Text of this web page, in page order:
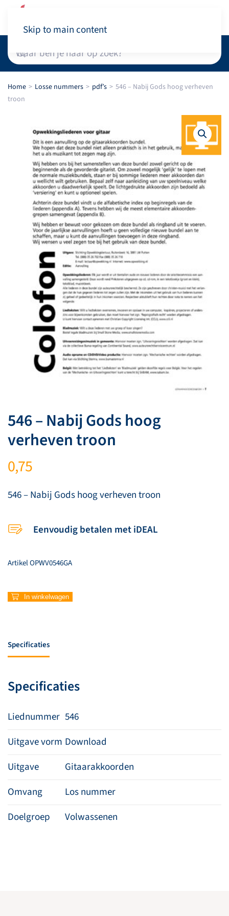
Skip to main content
Home Losse nummers pdf’s
546 – Nabij Gods hoog verheven
troon
546 – Nabij Gods hoog
verheven troon
0,75
546 – Nabij Gods hoog verheven troon
Eenvoudig betalen met iDEAL
ArtikelOPWV0546GA
546
hoog
verheven
In winkelwagen
Specificaties
Specificaties
Liednummer 546
Uitgave vorm Download
Uitgave
Gitaarakkoorden
Omvang
Los nummer
Doelgroep
Volwassenen